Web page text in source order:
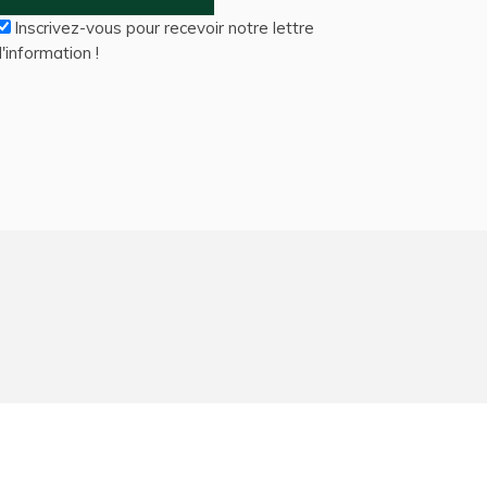
Inscrivez-vous pour recevoir notre lettre
!